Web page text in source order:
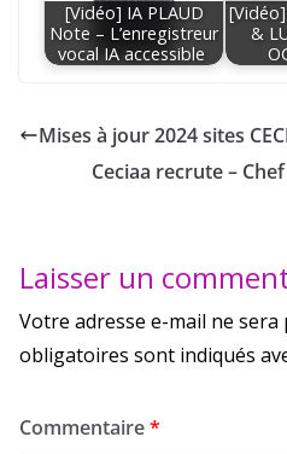
[Vidéo] IA PLAUD
Note – L’enregistreur
vocal IA accessible
&
Mises à jour 2024 sites
Ceciaa recrute –
Laisser un
Votre adresse e-mail ne sera
obligatoires sont indiqués
Commentaire*